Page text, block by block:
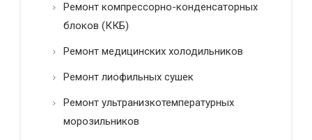
Ремонт компрессорно-конденсаторных
блоков (ККБ)
Ремонт медицинских холодильников
Ремонт лиофильных сушек
Ремонт ультранизкотемпературных
морозильников